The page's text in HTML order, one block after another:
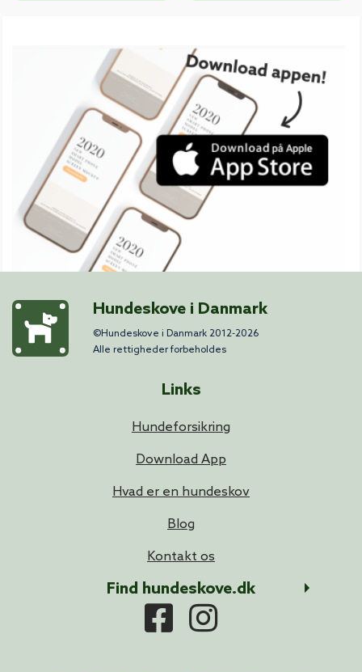
Hundeskove i Danmark
©Hundeskove i Danmark 2012-2026
Alle rettigheder forbeholdes
Links
Hundeforsikring
Download App
Hvad er en hundeskov
Blog
Kontakt os
Find hundeskove.dk